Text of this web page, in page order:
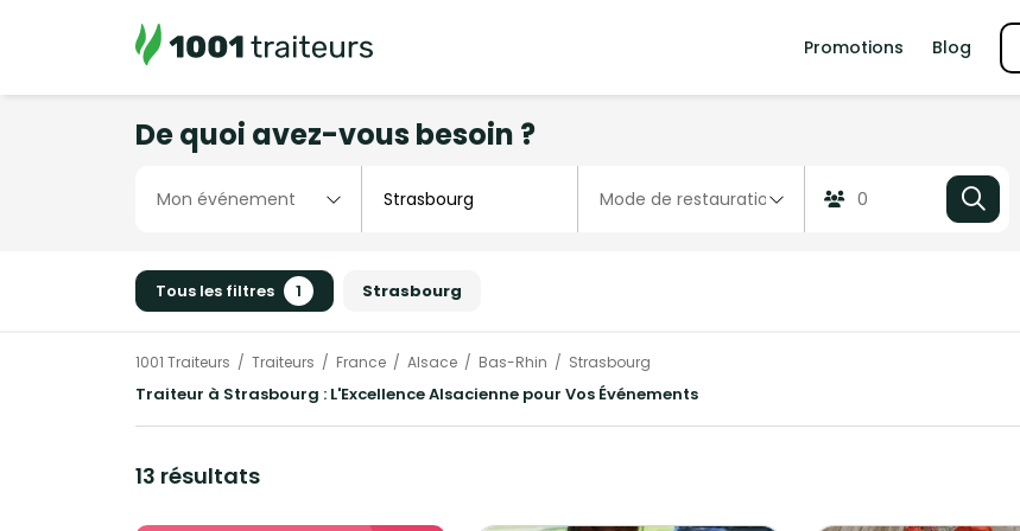
Promotions Blog
De quoi avez-vous besoin ?
Tous les filtres 1 Strasbourg
1001 Traiteurs Traiteurs France Alsace Bas-Rhin Strasbourg
Traiteur à Strasbourg : L'Excellence Alsacienne pour Vos Événements
13 résultats